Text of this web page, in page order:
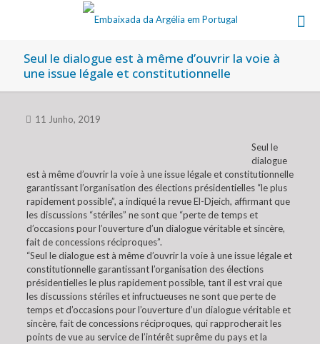
Seul le dialogue est à même d’ouvrir la voie à
une issue légale et constitutionnelle
11 Junho, 2019
Seul le
dialogue
est à même d’ouvrir la voie à une issue légale et constitutionnelle
garantissant l’organisation des élections présidentielles “le plus
rapidement possible”, a indiqué la revue El-Djeich, affirmant que
les discussions “stériles” ne sont que “perte de temps et
d’occasions pour l’ouverture d’un dialogue véritable et sincère,
fait de concessions réciproques”.
“Seul le dialogue est à même d’ouvrir la voie à une issue légale et
constitutionnelle garantissant l’organisation des élections
présidentielles le plus rapidement possible, tant il est vrai que
les discussions stériles et infructueuses ne sont que perte de
temps et d’occasions pour l’ouverture d’un dialogue véritable et
sincère, fait de concessions réciproques, qui rapprocherait les
points de vue au service de l’intérêt suprême du pays et la